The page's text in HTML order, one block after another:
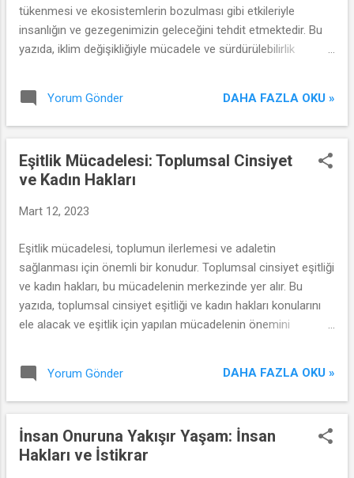
tükenmesi ve ekosistemlerin bozulması gibi etkileriyle
insanlığın ve gezegenimizin geleceğini tehdit etmektedir. Bu
yazıda, iklim değişikliğiyle mücadele ve sürdürülebilirlik
mücadelesini ele alacağız.
Yorum Gönder DAHA FAZLA OKU »
Eşitlik Mücadelesi: Toplumsal Cinsiyet
ve Kadın Hakları
Mart 12, 2023
Eşitlik mücadelesi, toplumun ilerlemesi ve adaletin
sağlanması için önemli bir konudur. Toplumsal cinsiyet eşitliği
ve kadın hakları, bu mücadelenin merkezinde yer alır. Bu
yazıda, toplumsal cinsiyet eşitliği ve kadın hakları konularını
ele alacak ve eşitlik için yapılan mücadelenin önemini
Yorum Gönder DAHA FAZLA OKU »
İnsan Onuruna Yakışır Yaşam: İnsan
Hakları ve İstikrar